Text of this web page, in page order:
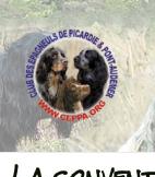
Aller
au
contenu